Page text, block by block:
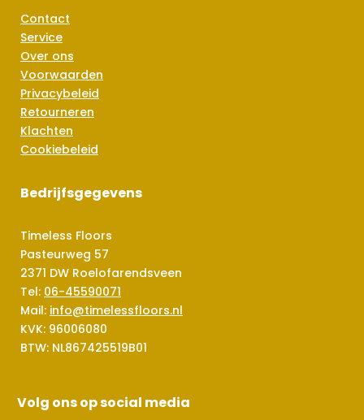
Contact
Service
Over ons
Voorwaarden
Privacybeleid
Retourneren
Klachten
Cookiebeleid
Bedrijfsgegevens
Timeless Floors
Pasteurweg 57
2371 DW Roelofarendsveen
Tel: 06-45590071
Mail: info@timelessfloors.nl
KVK: 96006080
BTW: NL867425519B01
Volg ons op social media